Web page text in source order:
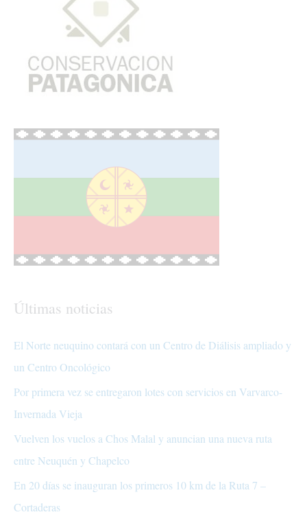
Últimas noticias
El Norte neuquino contará con un Centro de Diálisis ampliado y
un Centro Oncológico
Por primera vez se entregaron lotes con servicios en Varvarco-
Invernada Vieja
Vuelven los vuelos a Chos Malal y anuncian una nueva ruta
entre Neuquén y Chapelco
En 20 días se inauguran los primeros 10 km de la Ruta 7 –
Cortaderas